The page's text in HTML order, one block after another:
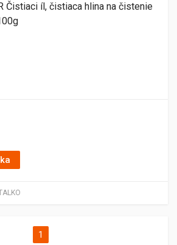
Čistiaci íl, čistiaca hlina na čistenie
1